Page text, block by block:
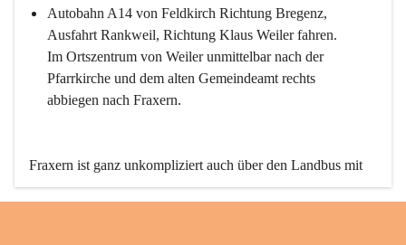
Autobahn A14 von Feldkirch Richtung Bregenz,
Ausfahrt Rankweil, Richtung Klaus Weiler fahren.
Im Ortszentrum von Weiler unmittelbar nach der
Pfarrkirche und dem alten Gemeindeamt rechts
abbiegen nach Fraxern.
Fraxern ist ganz unkompliziert auch über den Landbus mit
den öffentlichen Verkehrsmitteln zu erreichen. Die Linie